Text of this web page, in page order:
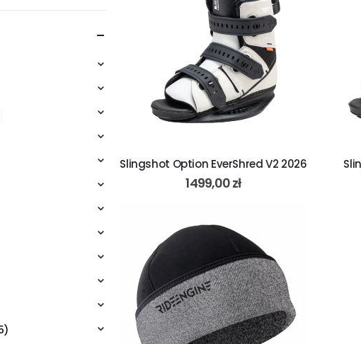
Slingshot Option EverShred V2 2026
1499,00zł